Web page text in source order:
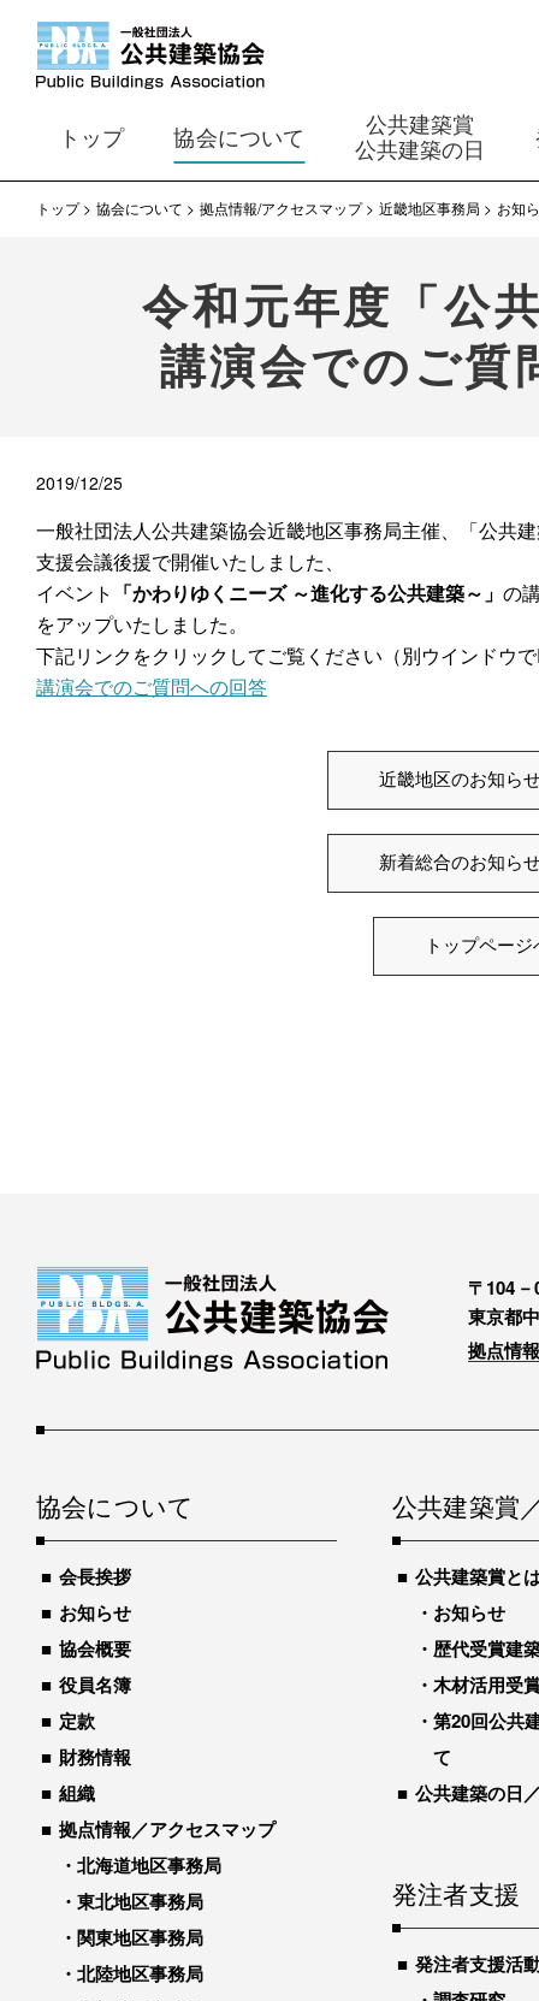
トップ 協会について
公共建築賞
公共建築の日
トップ 協会について 拠点情報/アクセスマップ 近畿地区事務局 お知
令和元年度「公
講演会でのご質
2019/12/25
一般社団法人公共建築協会近畿地区事務局主催、「公共
支援会議後援で開催いたしました、
イベント 「かわりゆくニーズ ～進化する公共建築～」 の
をアップいたしました。
下記リンクをクリックしてご覧ください（別ウインドウ
講演会でのご質問への回答
近畿地区のお知ら
新着総合のお知ら
トップページ
〒104－
東京都
拠点情
協会について
会長挨拶
お知らせ
協会概要
役員名簿
定款
財務情報
組織
拠点情報／アクセスマップ
北海道地区事務局
東北地区事務局
関東地区事務局
北陸地区事務局
公共建築賞
公共建築賞と
お知らせ
歴代受賞建
木材活用受
第20回公共
て
公共建築の日
発注者支援
発注者支援活